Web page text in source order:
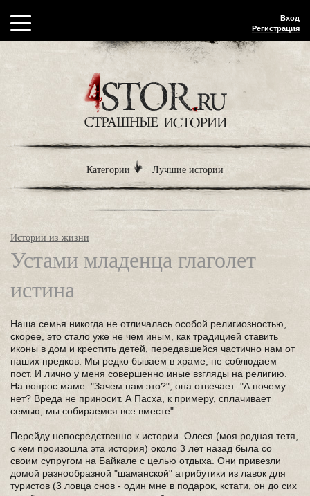
Вход
Регистрация
Категории Лучшие истории
Истории из жизни
Устами младенца глаголет
истина
Наша семья никогда не отличалась особой религиозностью,
скорее, это стало уже не чем иным, как традицией ставить
иконы в дом и крестить детей, передавшейся частично нам от
наших предков. Мы редко бываем в храме, не соблюдаем
пост. И лично у меня совершенно иные взгляды на религию.
На вопрос маме: "Зачем нам это?", она отвечает: "А почему
нет? Вреда не приносит. А Пасха, к примеру, сплачивает
семью, мы собираемся все вместе".
Перейду непосредственно к истории. Олеся (моя родная тетя,
с кем произошла эта история) около 3 лет назад была со
своим супругом на Байкале с целью отдыха. Они привезли
домой разнообразной "шаманской" атрибутики из лавок для
туристов (3 ловца снов - один мне в подарок, кстати, он до сих